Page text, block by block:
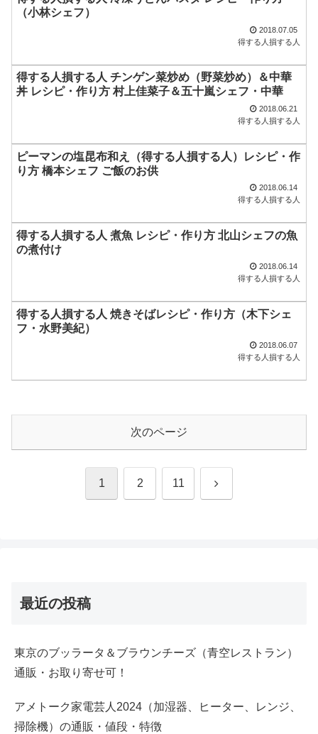
（小林シェフ）
2018.07.05
得する人損する人
得する人損する人 チンゲン菜炒め（野菜炒め）＆中華
丼 レシピ・作り方 村上佳菜子＆五十嵐シェフ・中華
2018.06.21
得する人損する人
ピーマンの塩昆布和え（得する人損する人）レシピ・作
り方 橋本シェフ ご飯のお供
2018.06.14
得する人損する人
得する人損する人 煮魚 レシピ・作り方 北山シェフの魚
の煮付け
2018.06.14
得する人損する人
得する人損する人 焼きそばレシピ・作り方（木下シェ
フ・水野美紀）
2018.06.07
得する人損する人
次のページ
1 2 11 次
最近の投稿
東京のブッラータ＆ブラウンチーズ（青空レストラン）
通販・お取り寄せ可！
アメトーク家電芸人2024（加湿器、ヒーター、レンジ、
掃除機）の通販・値段・特徴